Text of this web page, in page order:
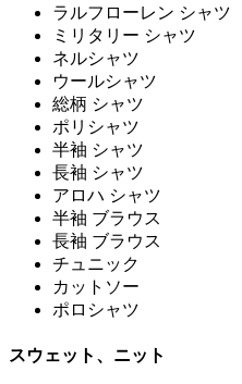
ラルフローレン シャツ
ミリタリー シャツ
ネルシャツ
ウールシャツ
総柄 シャツ
ポリシャツ
半袖 シャツ
長袖 シャツ
アロハ シャツ
半袖 ブラウス
長袖 ブラウス
チュニック
カットソー
ポロシャツ
スウェット、ニット